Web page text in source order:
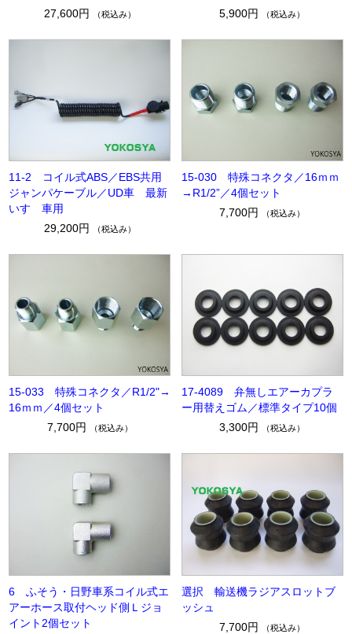
27,600円
（税込み）
5,900円
（税込み）
11-2 コイル式ABS／EBS共用
ジャンパケーブル／UD車 最新
いすゞ車用
29,200円
（税込み）
15-030 特殊コネクタ／16ｍｍ
→R1/2”／4個セット
7,700円
（税込み）
15-033 特殊コネクタ／R1/2"→
16ｍｍ／4個セット
7,700円
（税込み）
17-4089 弁無しエアーカプラ
ー用替えゴム／標準タイプ10個
3,300円
（税込み）
6 ふそう・日野車系コイル式エ
アーホース取付ヘッド側Ｌジョ
イント2個セット
選択 輸送機ラジアスロットブ
ッシュ
7,700円
（税込み）